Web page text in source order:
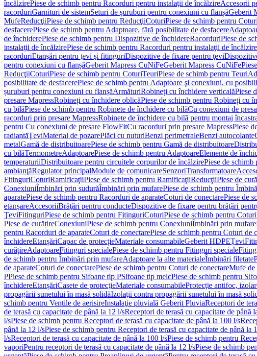
încălzirePiese de schimb pentru Racorduri pentru instalaţii de încălzireAccesorii
racorduriGarnituri de sistemSeturi de șuruburi pentru conexiuni cu flanșăGeberit
MufeReducţiiPiese de schimb pentru ReducţiiCoturiPiese de schimb pentru Coturi
desfacerePiese de schimb pentru Adaptoare, fără posibilitate de desfacere
de închiderePiese de schimb pentru Dispozitive de închidereRacorduriPiese de
instalaţii de încălzirePiese de schimb pentru Racorduri pentru instalaţii de încălzire
racorduriEtanşări pentru ţevi şi fitinguriDispozitive de fixare pentru ţevi
pentru conexiuni cu flanșăGeberit Mapress CuNiFeGeberit Mapress CuNiFe
ReducţiiCoturiPiese de schimb pentru CoturiTeuriPiese de schimb pentru Teuri
posibilitate de desfacerePiese de schimb pentru Adaptoare şi conexiuni, cu
șuruburi pentru conexiuni cu flanșăArmăturiRobineți cu închidere verticalăPiese
presare MapressRobineți cu închidere oblicăPiese de schimb pentru Robineți cu
cu bilăPiese de schimb pentru Robinete de închidere cu bilăCu conexiuni de
racorduri prin presare MapressRobinete de închidere cu bilă pentru montaj
pentru Cu conexiuni de presare FlowFitCu racorduri prin presare MapressPiese
radiantăŢeviMaterial de pozarePlăci cu nuturiBenzi perimetraleBenzi autocolante
metalGamă de distribuitoarePiese de schimb pentru Gamă de distribuitoare
cu bilăTermometreAdaptoarePiese de schimb pentru AdaptoareElemente de
temperaturiiDistribuitoare pentru circuitele corpurilor de încălzirePiese de
ambianţăRegulator principalModule de comunicareSenzoriTransformatoare
FitinguriCoturiRamificaţiiPiese de schimb pentru RamificaţiiReducţiiPiese de
ConexiuniÎmbinări prin sudurăÎmbinări prin mufarePiese de schimb pentru
aparatePiese de schimb pentru Racorduri de aparateCoturi de conectarePiese de
etanșareAccesoriiBrăţări pentru conducteDispozitive de fixare pentru brăţări
ŢeviFitinguriPiese de schimb pentru FitinguriCoturiPiese de schimb pentru Coturi
Piese de curățireConexiuniPiese de schimb pentru ConexiuniÎmbinări prin mufare
pentru Racorduri de aparateCoturi de conectarePiese de schimb pentru Coturi de
închidereEtanșăriCapac de protecțieMateriale consumabileGeberit HDPEŢevi
curățireAdaptoareFitinguri specialePiese de schimb pentru Fitinguri speciale
de schimb pentru Îmbinări prin mufareAdaptoare la alte materialeÎmbinări filetate
de aparateCoturi de conectarePiese de schimb pentru Coturi de conectareMufe de
PPiese de schimb pentru Sifoane tip PSifoane tip melcPiese de schimb pentru
închidereEtanșăriCasete de protecţieMateriale consumabileProtecţie antifoc,
propagării sunetului în masă solidăIzolaţii contra propagării sunetului în masă
schimb pentru Ventile de aerisireInstalaţie pluvială Geberit PluviaReceptori de
de terasă cu capacitate de până la 12 l/sReceptori de terasă cu capacitate de până
l/sPiese de schimb pentru Receptori de terasă cu capacitate de până la 100 l/s
până la 12 l/sPiese de schimb pentru Receptori de terasă cu capacitate de până la
l/sReceptori de terasă cu capacitate de până la 100 l/sPiese de schimb pentru
vaporiPentru receptori de terasă cu capacitate de până la 12 l/sPiese de schimb